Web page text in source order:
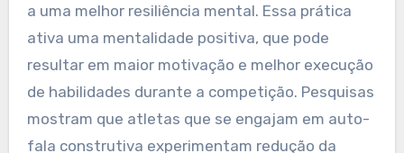
a uma melhor resiliência mental. Essa prática
ativa uma mentalidade positiva, que pode
resultar em maior motivação e melhor execução
de habilidades durante a competição. Pesquisas
mostram que atletas que se engajam em auto-
fala construtiva experimentam redução da